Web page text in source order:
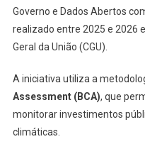
Governo e Dados Abertos
realizado entre 2025 e 2026
Geral da União (CGU).
A iniciativa utiliza a
Assessment (BCA), que
monitorar investimentos
climáticas.